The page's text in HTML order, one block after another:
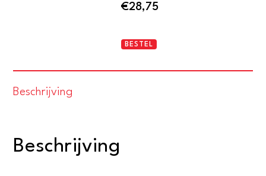
€28,75
Gerrit
BESTEL
Beschrijving
Beschrijving